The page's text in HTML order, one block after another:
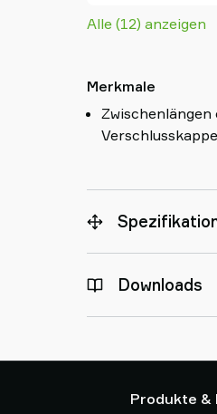
Alle (12) anzeigen
Merkmale
Downloads
Produkte &